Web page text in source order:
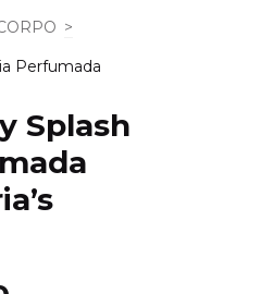
>
Perfumada
Splash